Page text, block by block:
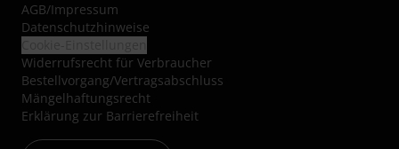
AGB/Impressum
Datenschutzhinweise
Widerrufsrecht für Verbraucher
Bestellvorgang/Vertragsabschluss
Mängelhaftungsrecht
Erklärung zur Barrierefreiheit